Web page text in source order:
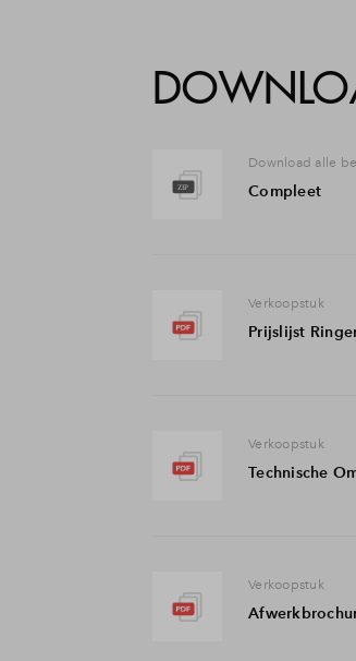
Download alle
Compleet
Verkoopstuk
Prijslijst
Verkoopstuk
Technische
Verkoopstuk